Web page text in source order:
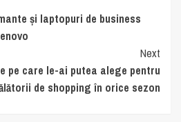
și laptopuri de business
Next
pe care le-ai putea alege pentru
de shopping în orice sezon